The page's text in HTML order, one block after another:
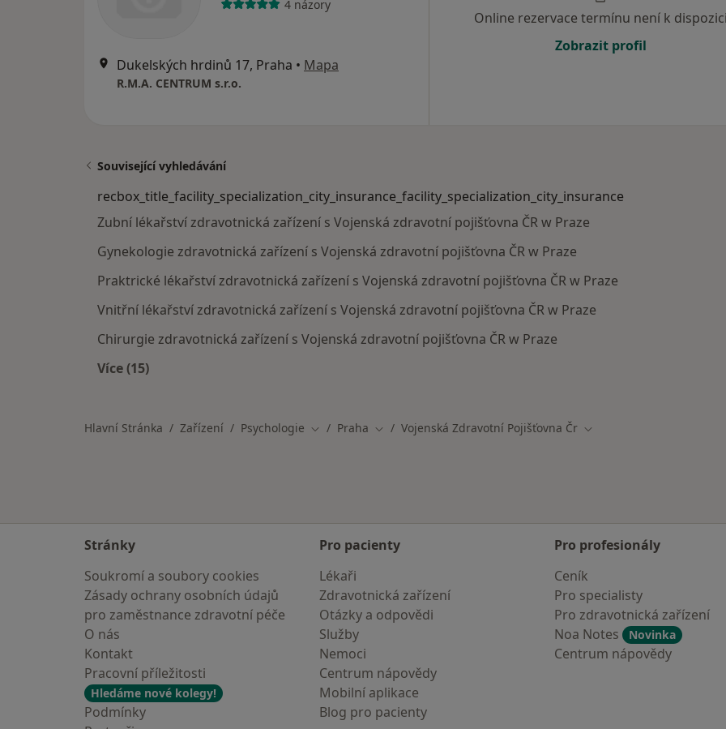
4 názory
Dukelských hrdinů 17, Praha • Mapa
R.M.A. CENTRUM s.r.o.
Online rezervace termínu není k
Zobrazit profil
Související vyhledávání
recbox_title_facility_specialization_city_insurance_facility_specialization_city_insurance
Zubní lékařství zdravotnická zařízení s Vojenská zdravotní pojišťovna ČR w Praze
Gynekologie zdravotnická zařízení s Vojenská zdravotní pojišťovna ČR w Praze
Praktrické lékařství zdravotnická zařízení s Vojenská zdravotní pojišťovna ČR w Praze
Vnitřní lékařství zdravotnická zařízení s Vojenská zdravotní pojišťovna ČR w Praze
Chirurgie zdravotnická zařízení s Vojenská zdravotní pojišťovna ČR w Praze
Více (15)
Hlavní Stránka Zařízení Psychologie Změna města
Praha Změna města
Vojenská Zdravotní Pojišťovna Čr Změna města
Stránky
Soukromí a soubory cookies
Zásady ochrany osobních údajů
pro zaměstnance zdravotní péče
O nás
Kontakt
Pracovní příležitosti
Hledáme nové kolegy!
Podmínky
Pro pacienty
Lékaři
Zdravotnická zařízení
Otázky a odpovědi
Služby
Nemoci
Centrum nápovědy
Mobilní aplikace
Blog pro pacienty
Pro profesionály
Ceník
Pro specialisty
Pro zdravotnická zařízení
Noa Notes
Novinka
Centrum nápovědy